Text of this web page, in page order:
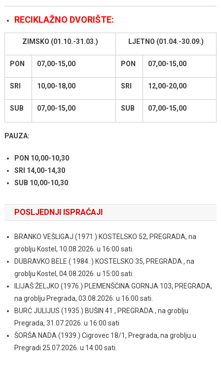
RECIKLAŽNO DVORIŠTE:
ZIMSKO (01.10.-31.03.) LJETNO (01.04.-30.09.)
PON 07,00-15,00 PON 07,00-15,00
SRI 10,00-18,00 SRI 12,00-20,00
SUB 07,00-15,00 SUB 07,00-15,00
PAUZA:
PON 10,00-10,30
SRI 14,00-14,30
SUB 10,00-10,30
POSLJEDNJI ISPRAĆAJI
BRANKO VEŠLIGAJ (1971.) KOSTELSKO 52, PREGRADA, na
groblju Kostel, 10.08.2026. u 16:00 sati.
DUBRAVKO BELE ( 1984. ) KOSTELSKO 35, PREGRADA , na
groblju Kostel, 04.08.2026. u 15:00 sati.
ILIJAŠ ŽELJKO (1976.) PLEMENŠĆINA GORNJA 103, PREGRADA,
na groblju Pregrada, 03.08.2026. u 16:00 sati.
BURĆ JULIJUS (1935.) BUŠIN 41 , PREGRADA , na groblju
Pregrada, 31.07.2026. u 16:00 sati
ŠORŠA NADA (1939.) Cigrovec 18/1, Pregrada, na groblju u
Pregradi 25.07.2026. u 14:00 sati.